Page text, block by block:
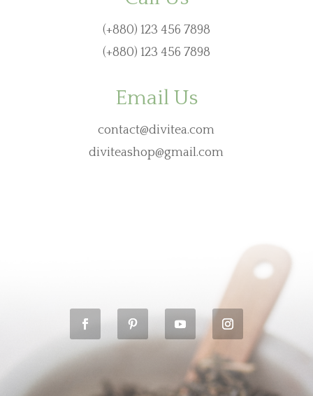
(+880) 123 456 7898
(+880) 123 456 7898
Email Us
contact@divitea.com
diviteashop@gmail.com